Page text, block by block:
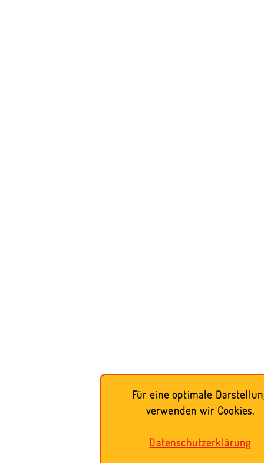
Für eine optimale
verwenden wir Cookies.
Datenschutzerklärung